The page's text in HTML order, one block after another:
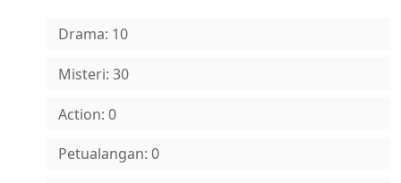
Drama: 10
Misteri: 30
Action: 0
Petualangan: 0